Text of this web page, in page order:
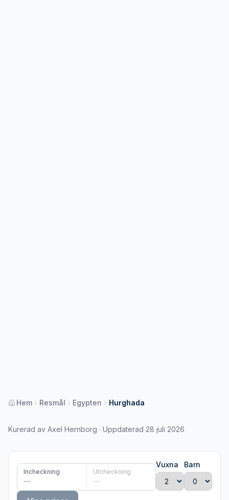
Hem Resmål Egypten Hurghada
Kurerad av Axel Hernborg · Uppdaterad 28 juli 2026
Incheckning
—
Utcheckning
—
Vuxna Barn